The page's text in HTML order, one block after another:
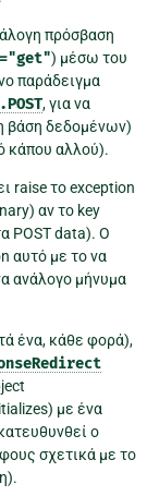
πρόσβαση
) μέσω του
παράδειγμα
, για να
βάση δεδομένων)
κάπου αλλού).
raise το exception
αν το key
POST data). Ο
αυτό με το να
ανάλογο μήνυμα
ένα, κάθε φορά),
με ένα
ο
σχετικά με το